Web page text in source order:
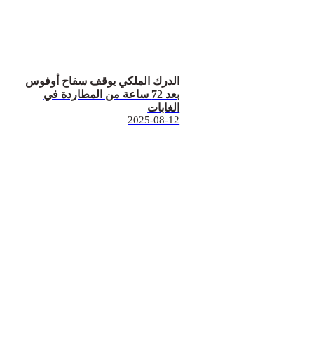
الدرك الملكي يوقف سفاح أوفوس
بعد 72 ساعة من المطاردة في
الغابات
2025-08-12